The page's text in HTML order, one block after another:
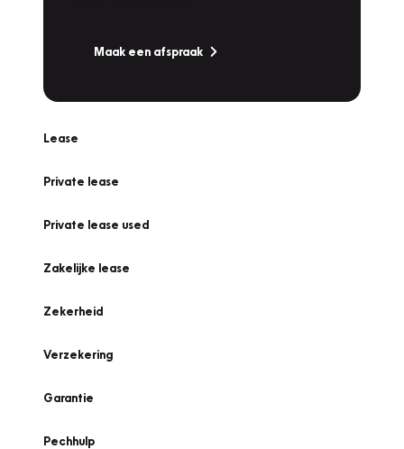
Maak een afspraak
Lease
Private lease
Private lease used
Zakelijke lease
Zekerheid
Verzekering
Garantie
Pechhulp